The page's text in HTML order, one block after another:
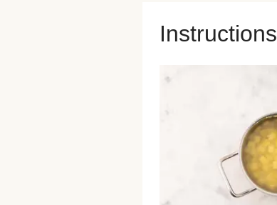
Instructions